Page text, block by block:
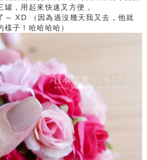
罐，用起來快速又方便，
～ XD （因為過沒幾天我又去，他就
樣子！哈哈哈哈）